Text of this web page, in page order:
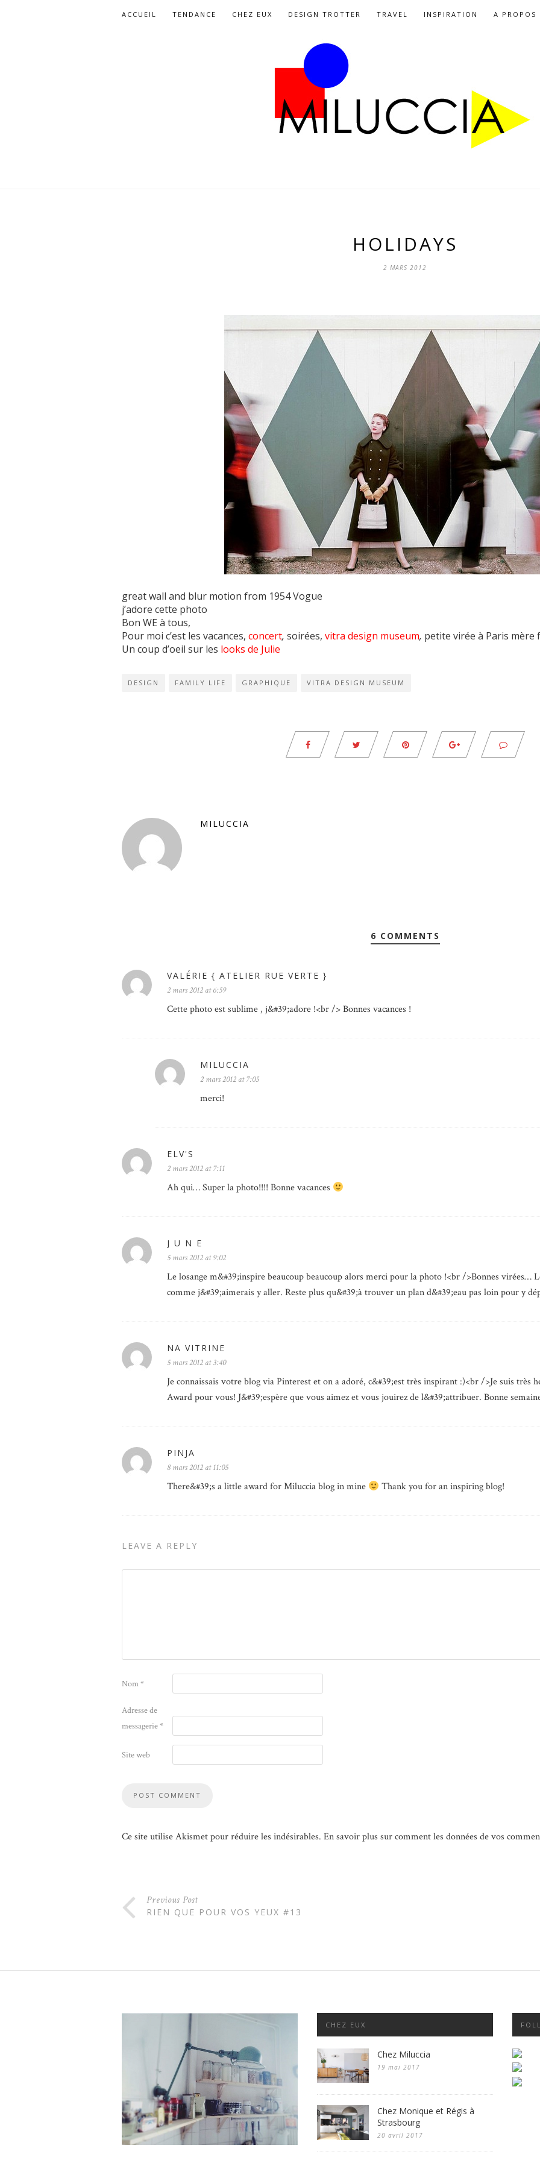
ACCUEIL TENDANCE CHEZ EUX DESIGN TROTTER TRAVEL INSPIRATION A PROPOS
HOLIDAYS
2 MARS 2012
great wall and blur motion from 1954 Vogue
j’adore cette photo
Bon WE à tous,
Pour moi c’est les vacances, concert, soirées, vitra design museum, petite virée à Paris mère
Un coup d’oeil sur les looks de Julie
DESIGN FAMILY LIFE GRAPHIQUE VITRA DESIGN MUSEUM
MILUCCIA
6 COMMENTS
VALÉRIE { ATELIER RUE VERTE }
2 mars 2012 at 6:59
Cette photo est sublime , j&#39;adore !<br /> Bonnes vacances !
MILUCCIA
2 mars 2012 at 7:05
merci!
ELV'S
2 mars 2012 at 7:11
Ah qui… Super la photo!!!! Bonne vacances
J U N E
5 mars 2012 at 9:02
Le losange m&#39;inspire beaucoup beaucoup alors merci pour la photo !<br />Bonnes virées…
comme j&#39;aimerais y aller. Reste plus qu&#39;à trouver un plan d&#39;eau pas loin pour y
NA VITRINE
5 mars 2012 at 3:40
Je connaissais votre blog via Pinterest et on a adoré, c&#39;est très inspirant :)<br />Je suis très
Award pour vous! J&#39;espère que vous aimez et vous jouirez de l&#39;attribuer. Bonne
PINJA
8 mars 2012 at 11:05
There&#39;s a little award for Miluccia blog in mine Thank you for an inspiring blog!
LEAVE A REPLY
Nom*
Adresse de
messagerie*
Site web
Ce site utilise Akismet pour réduire les indésirables. En savoir plus sur comment les données de vos
Previous Post
RIEN QUE POUR VOS YEUX #13
CHEZ EUX
Chez Miluccia
19 mai 2017
Chez Monique et Régis à
Strasbourg
20 avril 2017